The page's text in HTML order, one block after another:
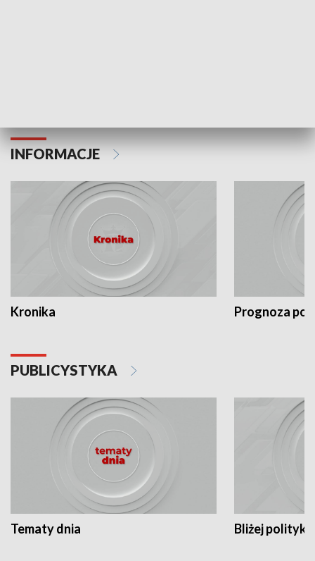
INFORMACJE
Kronika Prognoza
PUBLICYSTYKA
Tematy dnia Bliżej polityki